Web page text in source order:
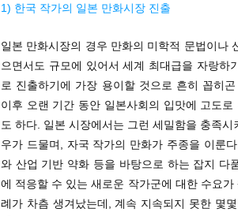
1) 한국 작가의 일본 만화시장 진출
일본 만화시장의 경우 만화의 미학적 문법이나
으면서도 규모에 있어서 세계 최대급을 자랑하
로 진출하기에 가장 용이할 것으로 흔히 꼽히
이후 오랜 기간 동안 일본사회의 입맛에 고도
도 하다. 일본 시장에서는 그런 세밀함을 충족
우가 드물며, 자국 작가의 만화가 주종을 이룬
와 산업 기반 약화 등을 바탕으로 하는 잡지 다
에 적응할 수 있는 새로운 작가군에 대한 수요
례가 차츰 생겨났는데, 계속 지속되지 못한 몇